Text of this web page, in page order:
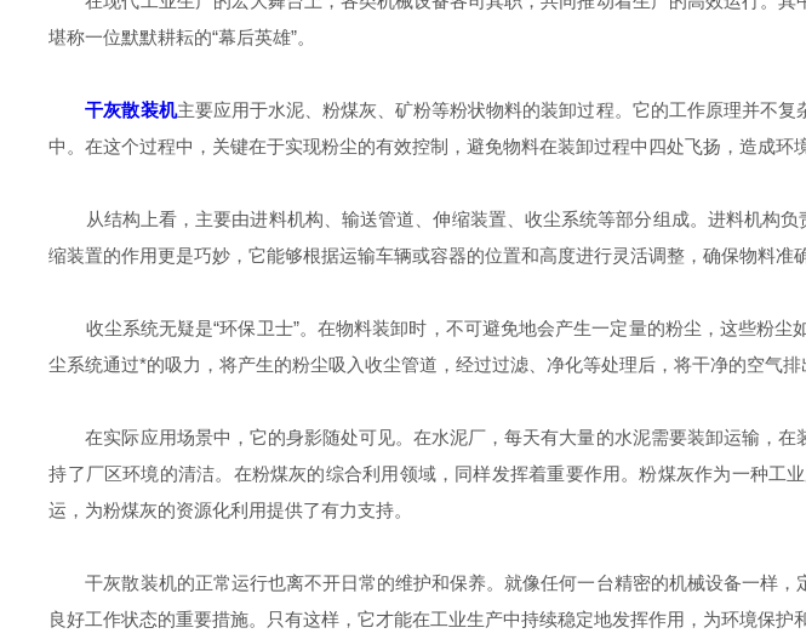
堪称一位默默耕耘的“幕后英雄”。
干灰散装机主要应用于水泥、粉煤灰、矿粉等粉状物料的装卸过程。它的工作原理并不
中。在这个过程中，关键在于实现粉尘的有效控制，避免物料在装卸过程中四处飞扬，造成环
从结构上看，主要由进料机构、输送管道、伸缩装置、收尘系统等部分组成。进料机构负
缩装置的作用更是巧妙，它能够根据运输车辆或容器的位置和高度进行灵活调整，确保物料准
收尘系统无疑是“环保卫士”。在物料装卸时，不可避免地会产生一定量的粉尘，这些粉尘
尘系统通过*的吸力，将产生的粉尘吸入收尘管道，经过过滤、净化等处理后，将干净的空气
在实际应用场景中，它的身影随处可见。在水泥厂，每天有大量的水泥需要装卸运输，在
持了厂区环境的清洁。在粉煤灰的综合利用领域，同样发挥着重要作用。粉煤灰作为一种
运，为粉煤灰的资源化利用提供了有力支持。
干灰散装机的正常运行也离不开日常的维护和保养。就像任何一台精密的机械设备一样，
良好工作状态的重要措施。只有这样，它才能在工业生产中持续稳定地发挥作用，为环境保护